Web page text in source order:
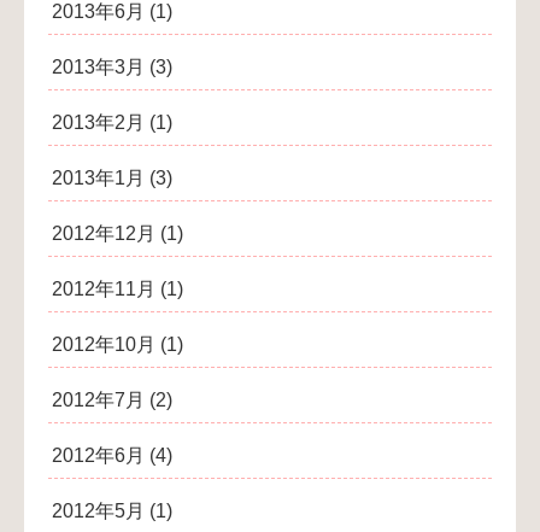
2013年6月 (1)
2013年3月 (3)
2013年2月 (1)
2013年1月 (3)
2012年12月 (1)
2012年11月 (1)
2012年10月 (1)
2012年7月 (2)
2012年6月 (4)
2012年5月 (1)